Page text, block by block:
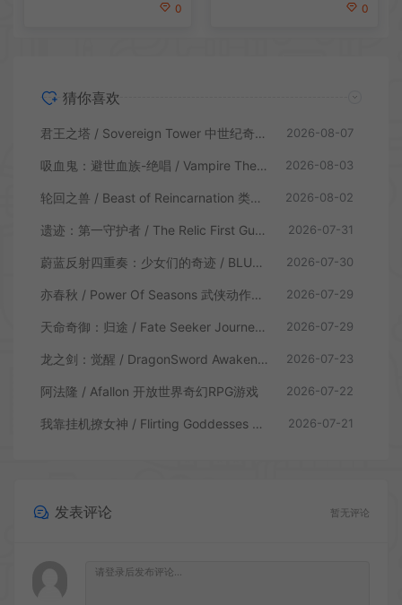
0 0
猜你喜欢
君王之塔 / Sovereign Tower 中世纪奇幻模拟RPG游戏 2026-08-07
吸血鬼：避世血族-绝唱 / Vampire The Masquerade Swansong 2026-08-03
轮回之兽 / Beast of Reincarnation 类魂硬核动作RPG游戏 2026-08-02
遗迹：第一守护者 / The Relic First Guardian 类魂动作RPG游戏 2026-07-31
蔚蓝反射四重奏：少女们的奇迹 / BLUE REFLECTION Quartet 卡通回合制RPG游戏 2026-07-30
亦春秋 / Power Of Seasons 武侠动作ARPG游戏 2026-07-29
天命奇御：归途 / Fate Seeker Journey 肉鸽动作RPG游戏 2026-07-29
龙之剑：觉醒 / DragonSword Awakening 开放世界动作RPG游戏 2026-07-23
阿法隆 / Afallon 开放世界奇幻RPG游戏 2026-07-22
我靠挂机撩女神 / Flirting Goddesses by AFK 休闲放置RPG游戏 2026-07-21
发表评论 暂无评论